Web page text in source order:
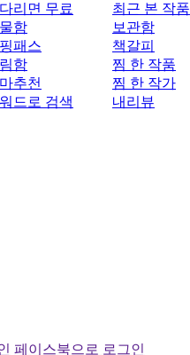
리면 무료
함
패스
함
추천
드로 검색
최근 본 작품
보관함
책갈피
찜 한 작품
찜 한 작가
내리뷰
페이스북으로 로그인